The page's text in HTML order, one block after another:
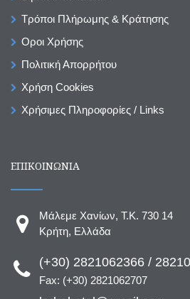
Τρόποι Πλήρωμης & Κράτησης
Οροι Χρήσης
Πολιτική Απορρήτου
Χρήση Cookies
Χρήσιμες Πληροφορίες / Links
ΕΠΙΚΟΙΝΩΝΙΑ
Μάλεμε Χανίων, T.K. 730 14
Κρήτη, Ελλάδα
(+30) 2821062366 /
Fax: (+30) 2821062707